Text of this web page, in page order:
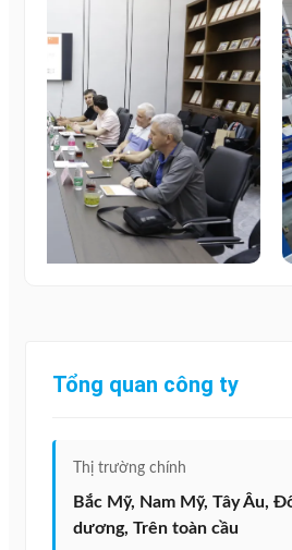
Tổng quan công ty
Thị trường chính
Bắc Mỹ, Nam Mỹ, Tây Âu,
dương, Trên toàn cầu